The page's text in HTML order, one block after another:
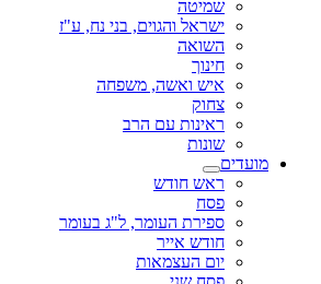
שמיטה
ישראל והגוים, בני נח, ע"ז
השואה
חינוך
איש ואשה, משפחה
צחוק
ראינות עם הרב
שונות
מועדים
ראש חודש
פסח
ספירת העומר, ל"ג בעומר
חודש אייר
יום העצמאות